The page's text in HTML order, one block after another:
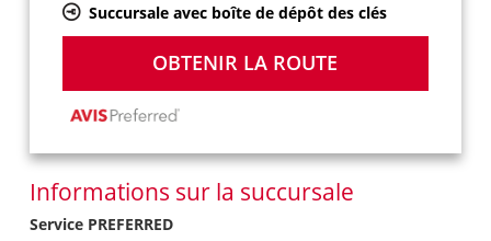
Succursale avec boîte de dépôt des clés
OBTENIR LA ROUTE
Informations sur la succursale
Service PREFERRED